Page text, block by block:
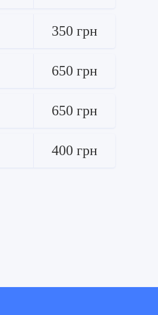
350 грн
650 грн
650 грн
400 грн